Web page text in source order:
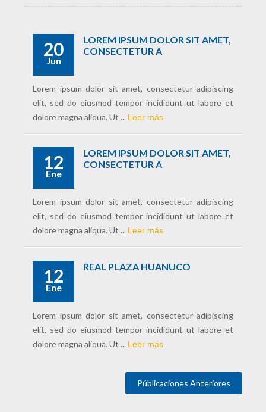
20
Jun
LOREM IPSUM DOLOR SIT AMET,
CONSECTETUR A
Lorem ipsum dolor sit amet, consectetur adipiscing
elit, sed do eiusmod tempor incididunt ut labore et
dolore magna aliqua. Ut ... Leer más
12
Ene
LOREM IPSUM DOLOR SIT AMET,
CONSECTETUR A
Lorem ipsum dolor sit amet, consectetur adipiscing
elit, sed do eiusmod tempor incididunt ut labore et
dolore magna aliqua. Ut ... Leer más
12
Ene
REAL PLAZA HUANUCO
Lorem ipsum dolor sit amet, consectetur adipiscing
elit, sed do eiusmod tempor incididunt ut labore et
dolore magna aliqua. Ut ... Leer más
Públicaciones Anteriores